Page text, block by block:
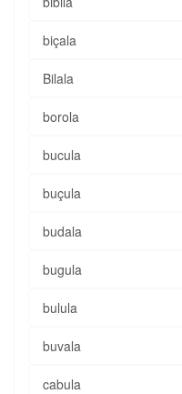
biçala
Bilala
borola
bucula
buçula
budala
bugula
bulula
buvala
cabula